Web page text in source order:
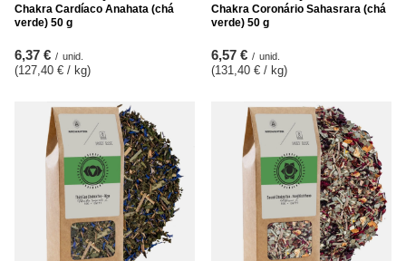
Chakra Cardíaco Anahata (chá
verde) 50 g
6,37 € / unid.
(127,40 € / kg)
Chakra Coronário Sahasrara (chá
verde) 50 g
6,57 € / unid.
(131,40 € / kg)